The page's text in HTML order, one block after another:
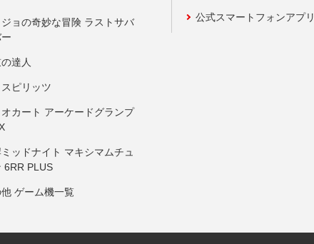
ョの奇妙な冒険 ラストサバ
達人
ピリッツ
カート アーケードグランプ
ッドナイト マキシマムチュ
6RR PLUS
ゲーム機一覧
公式スマートフォンアプリ